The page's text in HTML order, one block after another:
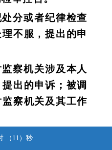
分或者纪律检查
不服，提出的申
察机关涉及本人
出的申诉；被调
察机关及其工作
的申诉。
（ 10 ）秒